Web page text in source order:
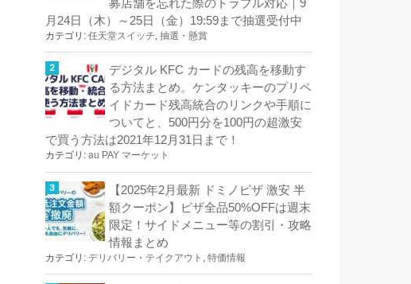
募店舗を忘れた際のトラブル対応｜9
月24日（木）～25日（金）19:59まで抽選受付中
カテゴリ: 任天堂スイッチ, 抽選・懸賞
デジタル KFC カードの残高を移動す
る方法まとめ。ケンタッキーのプリペ
イドカード残高統合のリンクや手順に
ついてと、500円分を100円の超激安
で買う方法は2021年12月31日まで！
カテゴリ: au PAY マーケット
【2025年2月最新 ドミノピザ 激安 半
額クーポン】ピザ全品50%OFFは週末
限定！サイドメニュー等の割引・攻略
情報まとめ
カテゴリ: デリバリー・テイクアウト 特価情報